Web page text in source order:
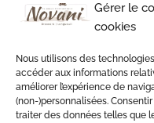
Gérer le
cookies
Nous utilisons des
accéder aux informations
améliorer l’expérience de
(non-)personnalisées.
traiter des données telles que
Tous les
Traitement
Soins du cou
Soin du dos
Soin du dos